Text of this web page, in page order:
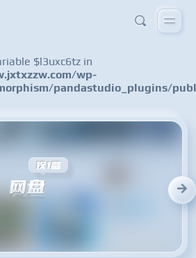
$l3uxc6tz in
wp-
pandastudio_plugins/